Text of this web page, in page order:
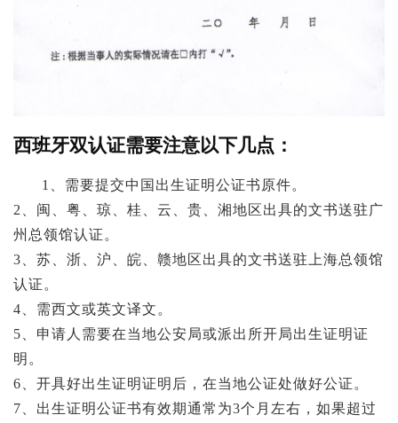
西班牙双认证需要注意以下几点：
1、需要提交中国出生证明公证书原件。
2、闽、粤、琼、桂、云、贵、湘地区出具的文书送驻广
州总领馆认证。
3、苏、浙、沪、皖、赣地区出具的文书送驻上海总领馆
认证。
4、需西文或英文译文。
5、申请人需要在当地公安局或派出所开局出生证明证
明。
6、开具好出生证明证明后，在当地公证处做好公证。
7、出生证明公证书有效期通常为3个月左右，如果超过